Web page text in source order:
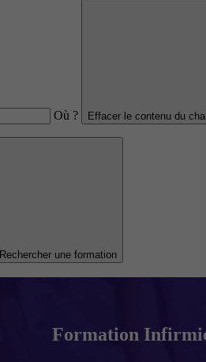
Où ? Effacer le contenu du
Rechercher une formation
Formation